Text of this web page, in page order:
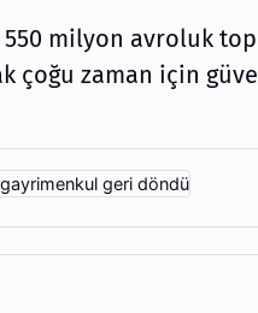
milyon avroluk
çoğu zaman için